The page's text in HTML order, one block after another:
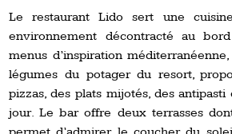
Le restaurant Lido sert une
environnement décontracté au
menus d’inspiration
légumes du potager du resort,
pizzas, des plats mijotés, des
jour. Le bar offre deux terrasses